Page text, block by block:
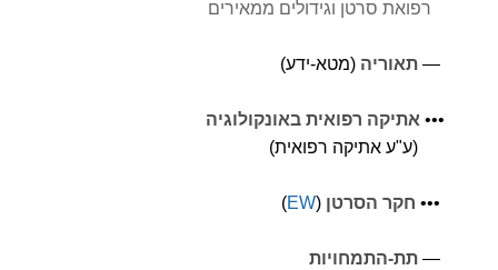
רפואת סרטן וגידולים ממאירים
— תאוריה (מטא-ידע)
•
•
• אתיקה רפואית באונקולוגיה
(ע"ע אתיקה רפואית)
•
•
• חקר הסרטן (
EW
)
— תת-התמחויות